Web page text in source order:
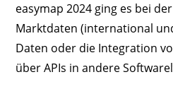
easymap 2024 ging es bei
Marktdaten (international
Daten oder die Integration
über APIs in andere